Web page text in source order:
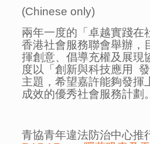
(Chinese only)
兩年一度的「卓越實踐在
香港社會服務聯會舉辦，
揮創意、倡導充權及展現
度以「創新與科技應用
主題，希望嘉許能夠發揮
成效的優秀社會服務計劃。
青協青年違法防治中心推